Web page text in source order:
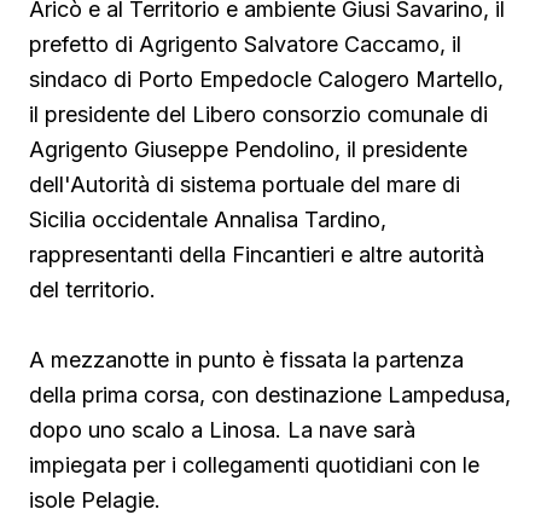
Aricò e al Territorio e ambiente Giusi Savarino, il
prefetto di Agrigento Salvatore Caccamo, il
sindaco di Porto Empedocle Calogero Martello,
il presidente del Libero consorzio comunale di
Agrigento Giuseppe Pendolino, il presidente
dell'Autorità di sistema portuale del mare di
Sicilia occidentale Annalisa Tardino,
rappresentanti della Fincantieri e altre autorità
del territorio.
A mezzanotte in punto è fissata la partenza
della prima corsa, con destinazione Lampedusa,
dopo uno scalo a Linosa. La nave sarà
impiegata per i collegamenti quotidiani con le
isole Pelagie.